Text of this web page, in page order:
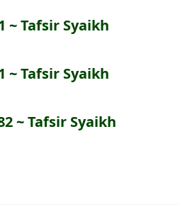
~ Tafsir Syaikh
~ Tafsir Syaikh
~ Tafsir Syaikh